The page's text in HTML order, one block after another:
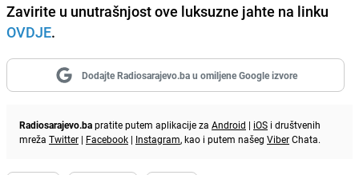
Zavirite u unutrašnjost ove luksuzne jahte na linku
OVDJE.
Dodajte Radiosarajevo.ba u omiljene Google izvore
Radiosarajevo.bapratite putem aplikacije za Android | iOS i društvenih
mreža Twitter | Facebook | Instagram, kao i putem našeg ViberChata.